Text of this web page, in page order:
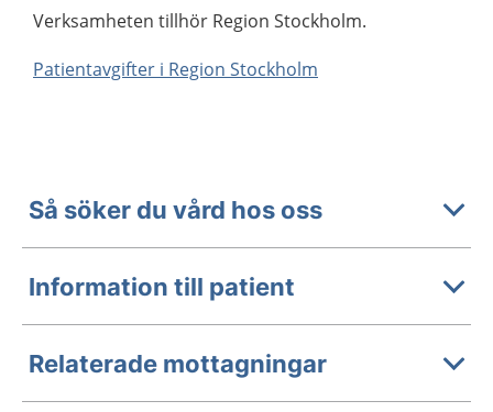
Verksamheten tillhör Region Stockholm.
Patientavgifter i Region Stockholm
Så söker du vård hos oss
Information till patient
Relaterade mottagningar